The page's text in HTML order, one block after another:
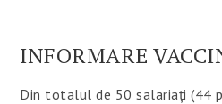
INFORMARE
Din totalul de 50 salariați (44